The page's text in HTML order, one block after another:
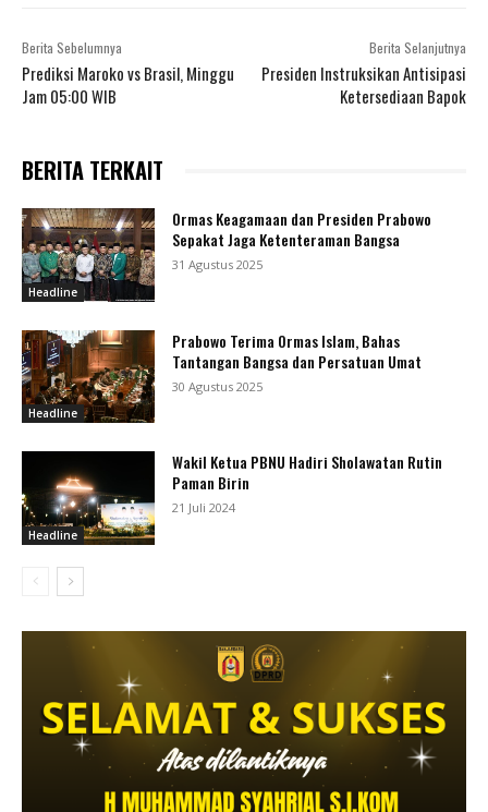
Berita Sebelumnya
Prediksi Maroko vs Brasil, Minggu
Jam 05:00 WIB
Berita Selanjutnya
Presiden Instruksikan Antisipasi
Ketersediaan Bapok
BERITA TERKAIT
Headline
Ormas Keagamaan dan Presiden Prabowo
Sepakat Jaga Ketenteraman Bangsa
31 Agustus 2025
Headline
Prabowo Terima Ormas Islam, Bahas
Tantangan Bangsa dan Persatuan Umat
30 Agustus 2025
Headline
Wakil Ketua PBNU Hadiri Sholawatan Rutin
Paman Birin
21 Juli 2024